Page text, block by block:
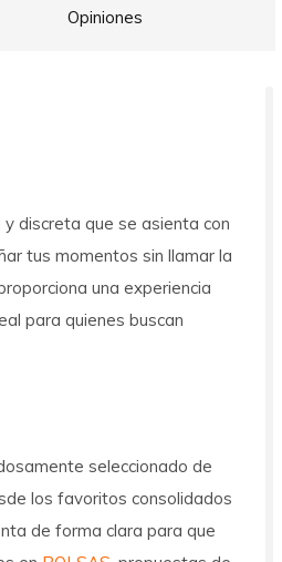
Opiniones
discreta que se asienta con
tus momentos sin llamar la
una experiencia
para quienes buscan
seleccionado de
los favoritos consolidados
de forma clara para que